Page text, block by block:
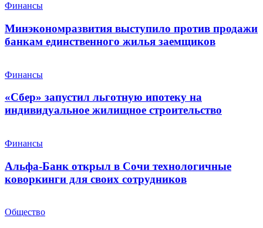
Финансы
Минэкономразвития выступило против продажи
банкам единственного жилья заемщиков
Финансы
«Сбер» запустил льготную ипотеку на
индивидуальное жилищное строительство
Финансы
Альфа-Банк открыл в Сочи технологичные
коворкинги для своих сотрудников
Общество